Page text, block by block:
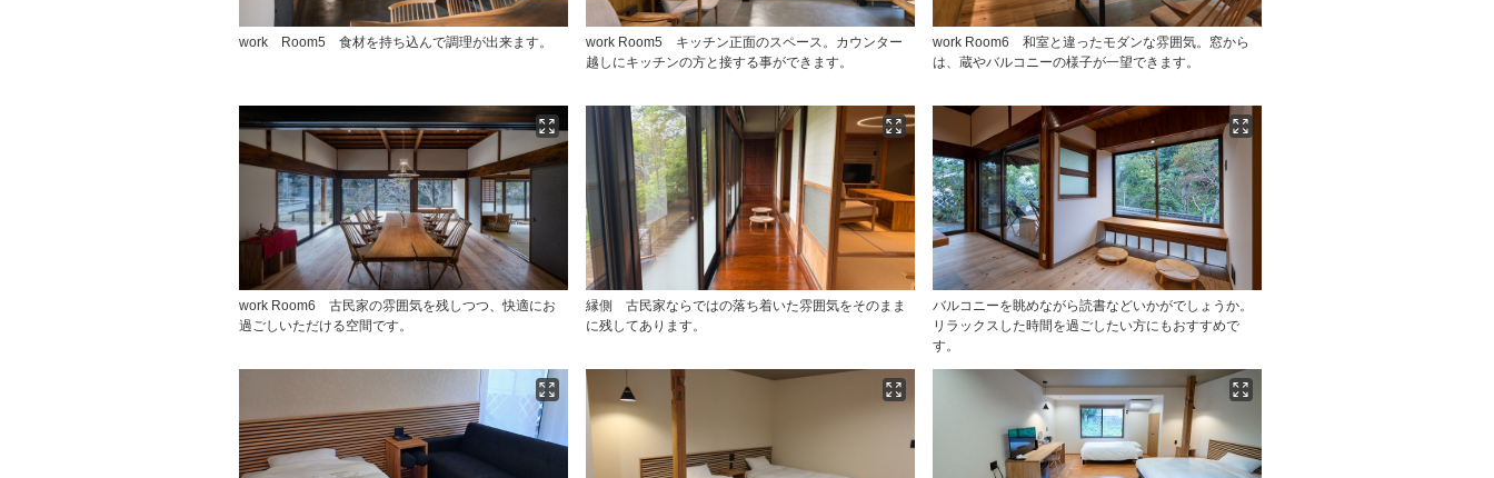
work Room5 食材を持ち込んで調理が出来ます。
work Room5 キッチン正面のスペース。カウンター
越しにキッチンの方と接する事ができます。
work Room6 和室と違ったモダンな雰囲気。窓から
は、蔵やバルコニーの様子が一望できます。
work Room6 古民家の雰囲気を残しつつ、快適にお
過ごしいただける空間です。
縁側 古民家ならではの落ち着いた雰囲気をそのまま
に残してあります。
バルコニーを眺めながら読書などいかがでしょうか。
リラックスした時間を過ごしたい方にもおすすめで
す。